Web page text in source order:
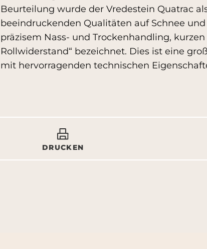
Beurteilung wurde der Vredestein Quatrac
beeindruckenden Qualitäten auf Schnee
präzisem Nass- und Trockenhandling,
Rollwiderstand“ bezeichnet. Dies ist eine
mit hervorragenden technischen
DRUCKEN